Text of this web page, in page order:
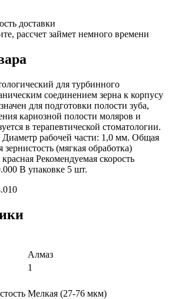
доставки
рассчет займет немного времени
для турбинного
соединением зерна к корпусу
для подготовки полости зуба,
кариозной полости моляров и
в терапевтической стоматологии.
рабочей части: 1,0 мм. Общая
(мягкая обработка)
Рекомендуемая скорость
В упаковке 5 шт.
Алмаз
1
Мелкая (27-76 мкм)